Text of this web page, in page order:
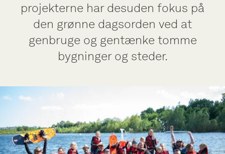
projekterne har desuden fokus på
den grønne dagsorden ved at
genbruge og gentænke tomme
bygninger og steder.